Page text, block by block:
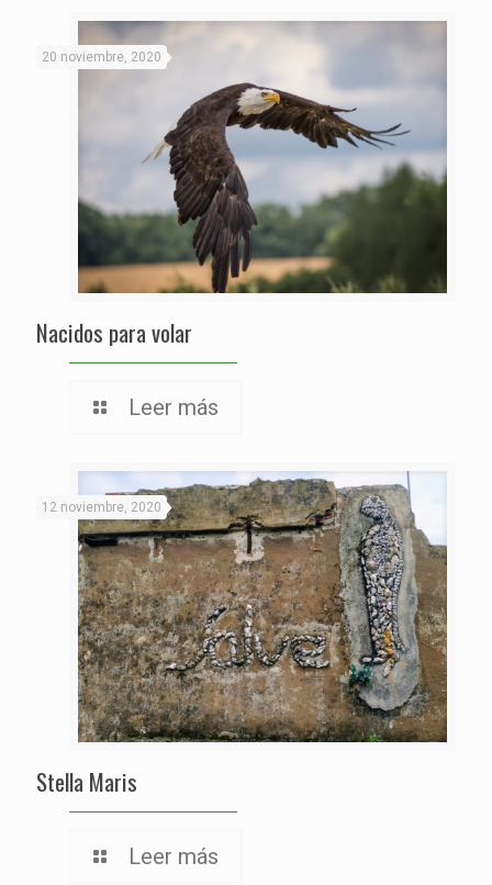
20 noviembre, 2020
Nacidos para volar
Leer más
12 noviembre, 2020
Stella Maris
Leer más